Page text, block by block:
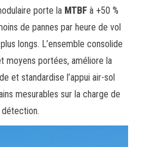
porte la MTBF à +50 %
de pannes par heure de vol
longs. L’ensemble consolide
moyens portées, améliore la
et standardise l’appui air-sol
mesurables sur la charge de